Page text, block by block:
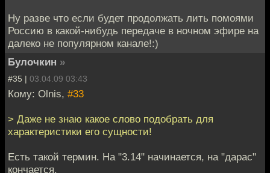
Ну разве что если будет продолжать лить помоями
Россию в какой-нибудь передаче в ночном эфире на
далеко не популярном канале!:)
Булочкин »
#35 | 03.04.09 03:43
Кому: Olnis, #33
> Даже не знаю какое слово подобрать для
характеристики его сущности!
Есть такой термин. На "3.14" начинается, на "дарас"
кончается.